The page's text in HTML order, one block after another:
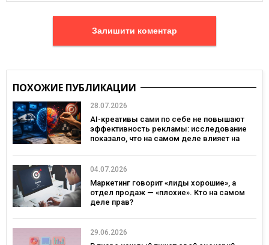
Залишити коментар
ПОХОЖИЕ ПУБЛИКАЦИИ
28.07.2026
AI-креативы сами по себе не повышают
эффективность рекламы: исследование
показало, что на самом деле влияет на
04.07.2026
Маркетинг говорит «лиды хорошие», а
отдел продаж — «плохие». Кто на самом
деле прав?
29.06.2026